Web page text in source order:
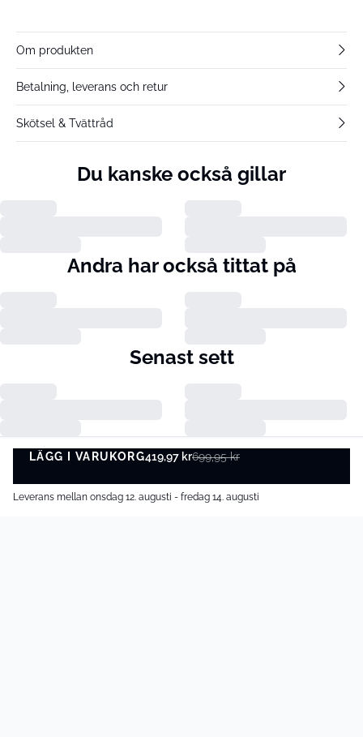
LÄGG I VARUKORG419,97 kr699,95 kr
LÄGG I VARUKORG
Leverans mellan onsdag 12. augusti - fredag 14. augusti
Om produkten
Betalning, leverans och retur
Skötsel & Tvättråd
Du kanske också gillar
Andra har också tittat på
Senast sett